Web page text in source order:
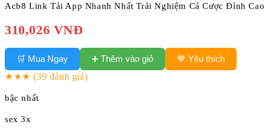
Acb8 Link Tải App Nhanh Nhất Trải Nghiệm Cá Cược Đỉnh Cao
310,026 VNĐ
🛒 Mua Ngay ➕ Thêm vào giỏ
💙 Yêu thích
★★★(39 đánh giá)
bậc nhất
sex 3x